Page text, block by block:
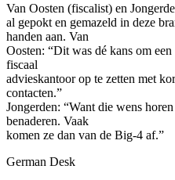
Van Oosten (fiscalist) en
al gepokt en gemazeld in deze
handen aan. Van
Oosten: “Dit was dé kans om
fiscaal
advieskantoor op te zetten met
contacten.”
Jongerden: “Want die wens
benaderen. Vaak
komen ze dan van de Big-4 af.”
German Desk